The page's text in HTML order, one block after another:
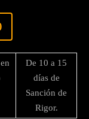
De 10 a 15
días de
Sanción de
Rigor.